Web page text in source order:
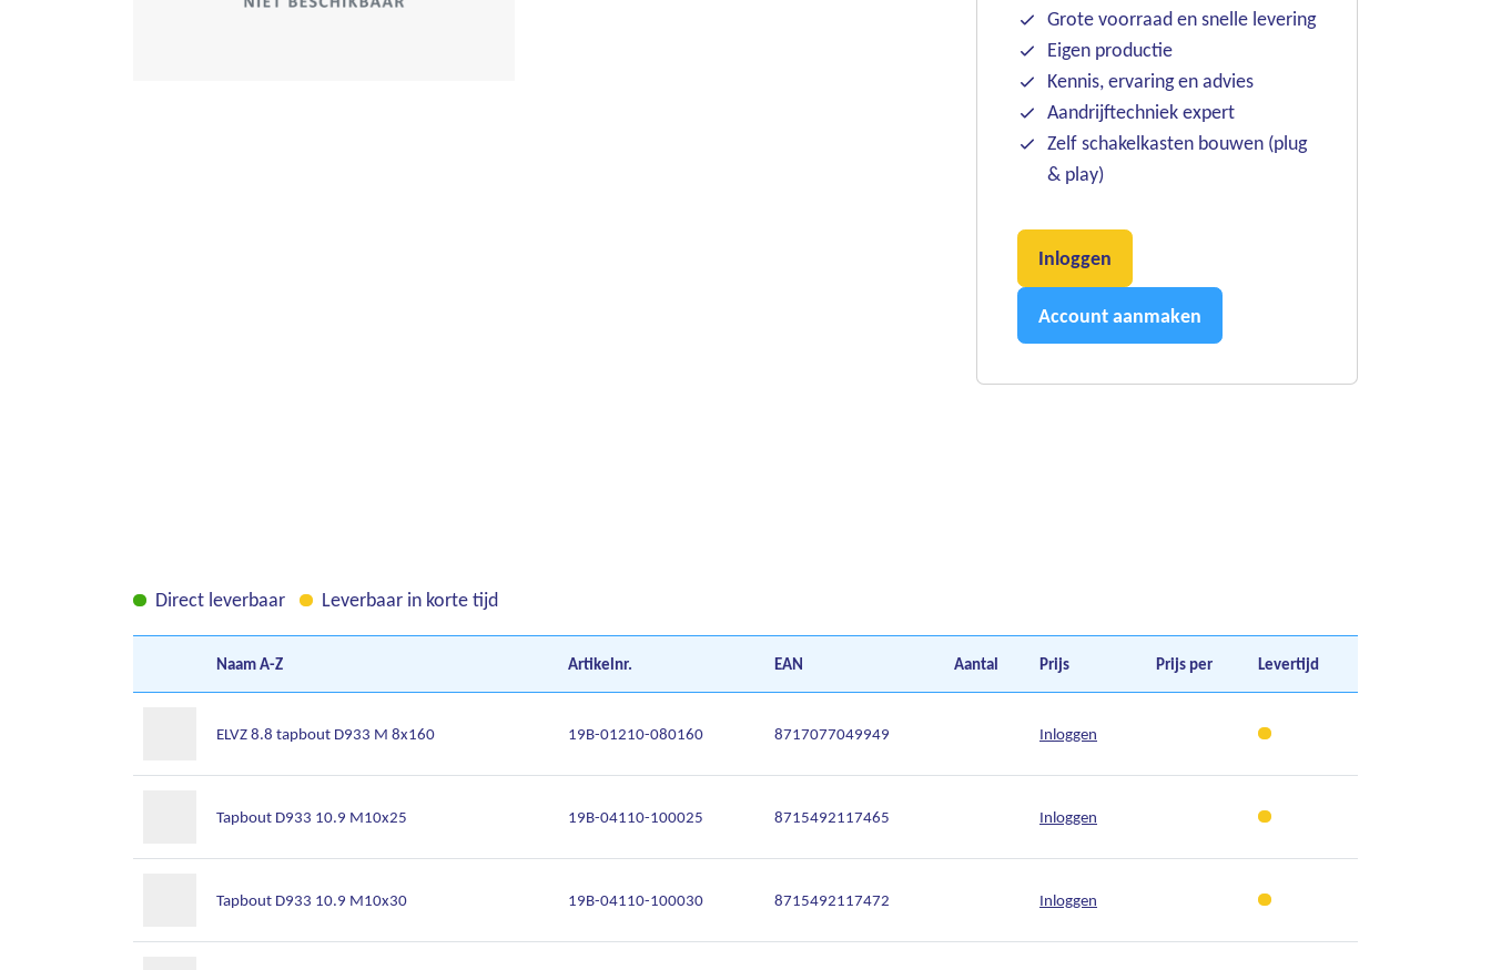
Grote voorraad en snelle levering
Eigen productie
Kennis, ervaring en advies
Aandrijftechniek expert
Zelf schakelkasten bouwen (plug
& play)
Inloggen
Account aanmaken
Direct leverbaar Leverbaar in korte tijd
NaamA-Z Artikelnr. EAN Aantal Prijs Prijs per Levertijd
ELVZ 8.8 tapbout D933 M 8x160 19B-01210-080160 8717077049949 Inloggen
Tapbout D933 10.9 M10x25 19B-04110-100025 8715492117465 Inloggen
Tapbout D933 10.9 M10x30 19B-04110-100030 8715492117472 Inloggen